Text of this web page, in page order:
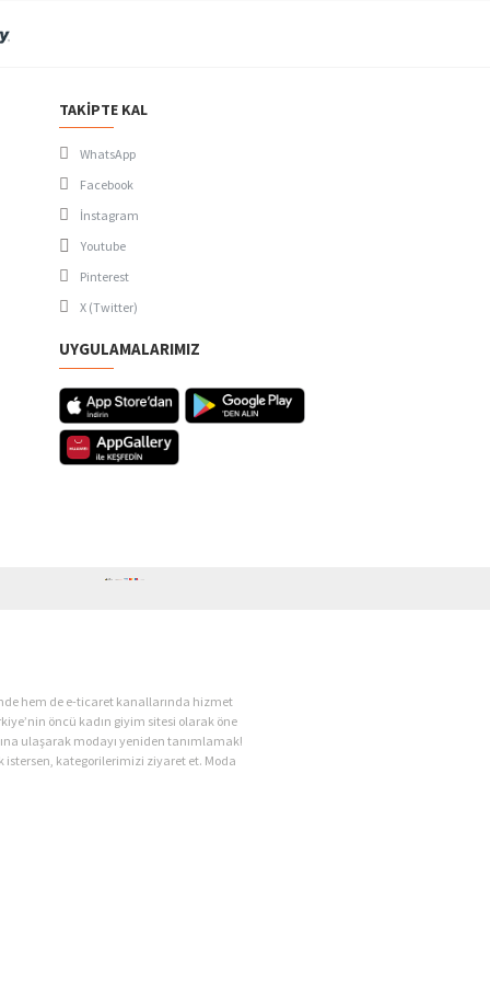
TAKIPTE KAL
WhatsApp
Facebook
İnstagram
Youtube
Pinterest
X (Twitter)
UYGULAMALARIMIZ
hem de e-ticaret kanallarında hizmet
öncü kadın giyim sitesi olarak öne
ulaşarak modayı yeniden tanımlamak!
istersen, kategorilerimizi ziyaret et. Moda